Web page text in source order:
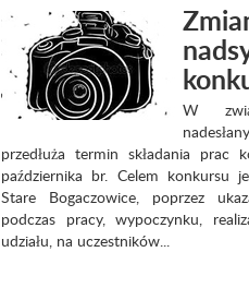
W
przedłuża termin składania
października br. Celem
Stare Bogaczowice, poprzez
podczas pracy, wypoczynku,
udziału, na uczestników...